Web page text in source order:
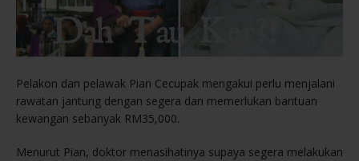
Pelakon dan pelawak Pian Cecupak mengakui perlu menjalani
rawatan jantung dengan segera dan memerlukan bantuan
kewangan sebanyak RM35,000.
Menurut Pian, doktor menasihatinya supaya segera melakukan